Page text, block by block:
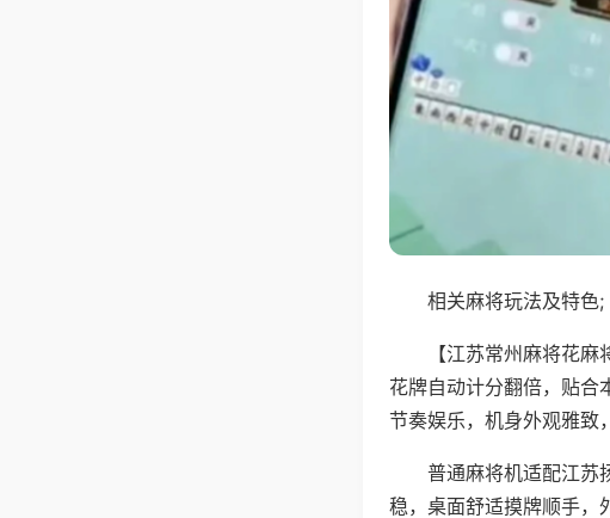
相关麻将玩法及特色;
【江苏常州麻将花
花牌自动计分翻倍，贴合
节奏娱乐，机身外观雅致
普通麻将机适配江苏
稳，桌面舒适摸牌顺手，